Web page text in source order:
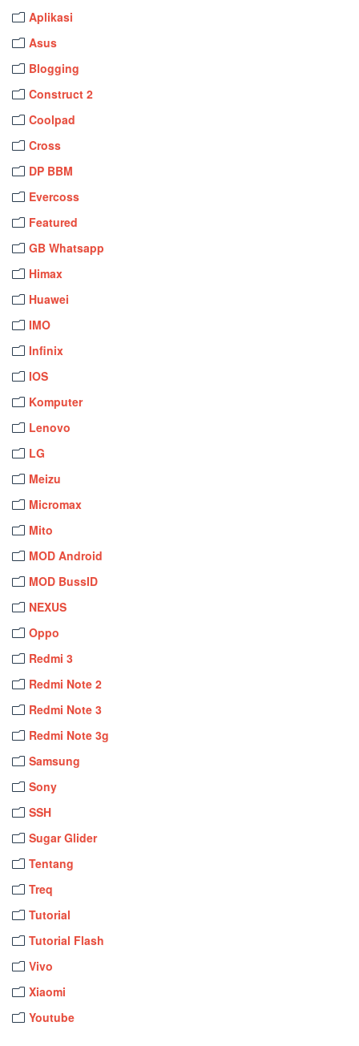
Aplikasi
Asus
Blogging
Construct 2
Coolpad
Cross
DP BBM
Evercoss
Featured
GB Whatsapp
Himax
Huawei
IMO
Infinix
IOS
Komputer
Lenovo
LG
Meizu
Micromax
Mito
MOD Android
MOD BussID
NEXUS
Oppo
Redmi 3
Redmi Note 2
Redmi Note 3
Redmi Note 3g
Samsung
Sony
SSH
Sugar Glider
Tentang
Treq
Tutorial
Tutorial Flash
Vivo
Xiaomi
Youtube